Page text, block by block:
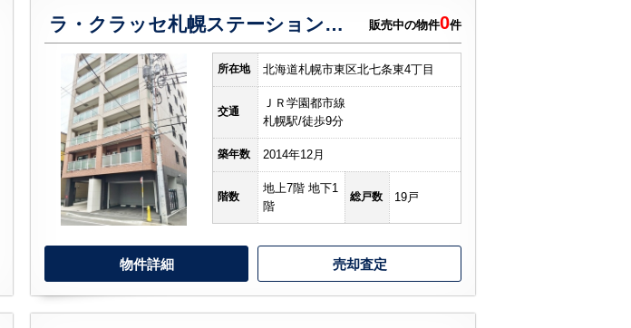
ラ・クラッセ札幌ステーションプラス 販売中の物件0件
所在地 北海道札幌市東区北七条東4丁目
交通
ＪＲ学園都市線
札幌駅/徒歩9分
築年数 2014年12月
階数
地上7階 地下1
階
総戸数 19戸
物件詳細 売却査定